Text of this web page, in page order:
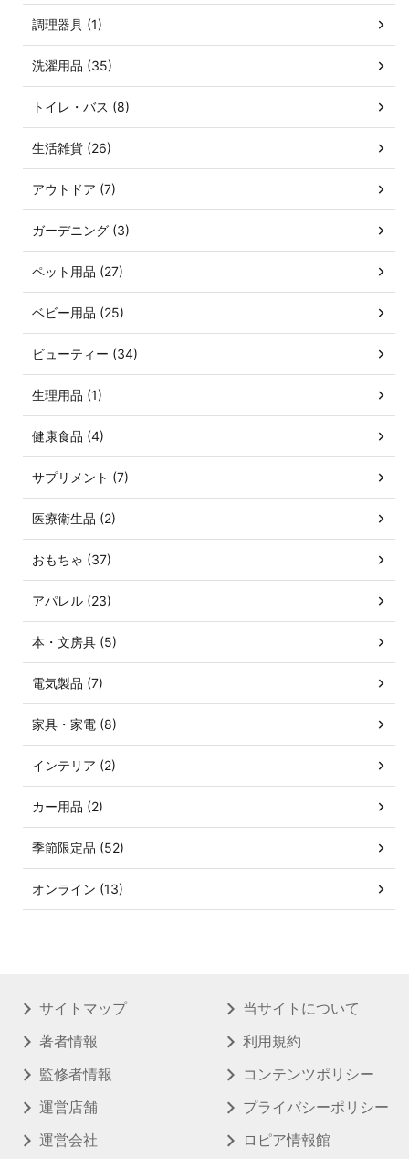
調理器具 (1)
洗濯用品 (35)
トイレ・バス (8)
生活雑貨 (26)
アウトドア (7)
ガーデニング (3)
ペット用品 (27)
ベビー用品 (25)
ビューティー (34)
生理用品 (1)
健康食品 (4)
サプリメント (7)
医療衛生品 (2)
おもちゃ (37)
アパレル (23)
本・文房具 (5)
電気製品 (7)
家具・家電 (8)
インテリア (2)
カー用品 (2)
季節限定品 (52)
オンライン (13)
サイトマップ
著者情報
監修者情報
運営店舗
運営会社
当サイトについて
利用規約
コンテンツポリシー
プライバシーポリシー
ロピア情報館